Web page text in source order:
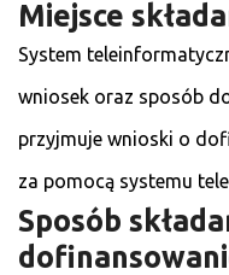
Miejsce
System
wniosek oraz sposób
przyjmuje wnioski o
za pomocą systemu
Sposób